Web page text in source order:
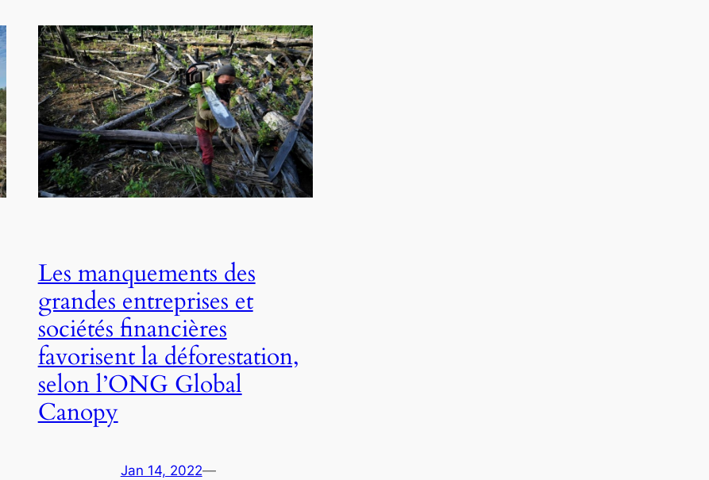
Les manquements des
grandes entreprises et
sociétés financières
favorisent la déforestation,
selon l’ONG Global
Canopy
Jan 14, 2022—